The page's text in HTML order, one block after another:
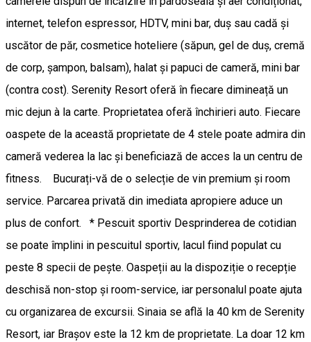
internet, telefon espressor, HDTV, mini bar, duș sau cadă și
uscător de păr, cosmetice hoteliere (săpun, gel de duș, cremă
de corp, șampon, balsam), halat și papuci de cameră, mini bar
(contra cost). Serenity Resort oferă în fiecare dimineață un
mic dejun à la carte. Proprietatea oferă închirieri auto. Fiecare
oaspete de la această proprietate de 4 stele poate admira din
cameră vederea la lac și beneficiază de acces la un centru de
fitness. Bucurați-vă de o selecție de vin premium și room
service. Parcarea privată din imediata apropiere aduce un
plus de confort. * Pescuit sportiv Desprinderea de cotidian
se poate împlini in pescuitul sportiv, lacul fiind populat cu
peste 8 specii de pește. Oaspeții au la dispoziție o recepție
deschisă non-stop și room-service, iar personalul poate ajuta
cu organizarea de excursii. Sinaia se află la 40 km de Serenity
Resort, iar Brașov este la 12 km de proprietate. La doar 12 km